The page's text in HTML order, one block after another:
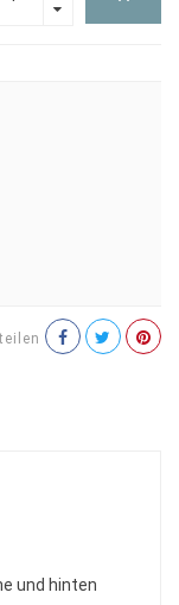
und hinten